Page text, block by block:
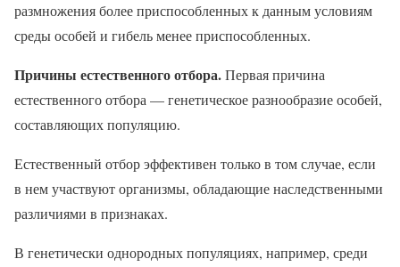
размножения более приспособленных к данным условиям
среды особей и гибель менее приспособленных.
Причины естественного отбора.Первая причина
естественного отбора — генетическое разнообразие особей,
составляющих популяцию.
Естественный отбор эффективен только в том случае, если
в нем участвуют организмы, обладающие наследственными
различиями в признаках.
В генетически однородных популяциях, например, среди